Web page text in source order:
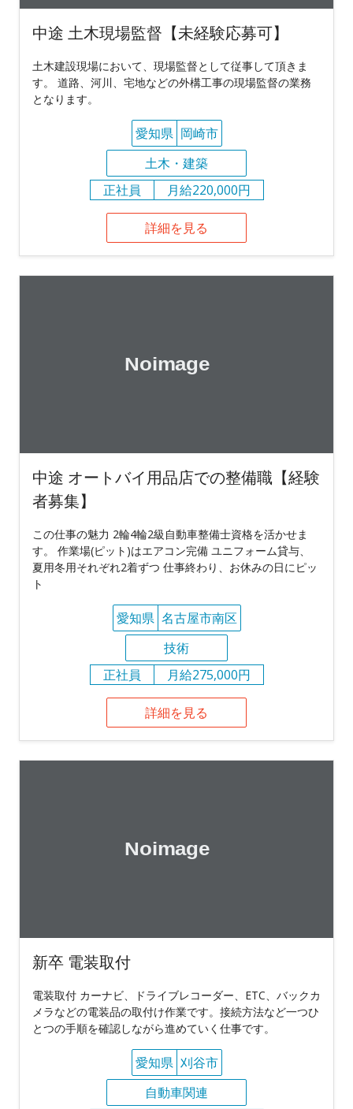
中途 土木現場監督【未経験応募可】
土木建設現場において、現場監督として従事して頂きま
す。 道路、河川、宅地などの外構工事の現場監督の業務
となります。
愛知県 岡崎市
土木・建築
正社員
月給220,000円
詳細を見る
中途 オートバイ用品店での整備職【経験
者募集】
この仕事の魅力 2輪4輪2級自動車整備士資格を活かせま
す。 作業場(ピット)はエアコン完備 ユニフォーム貸与、
夏用冬用それぞれ2着ずつ 仕事終わり、お休みの日にピッ
ト
愛知県 名古屋市南区
技術
正社員
月給275,000円
詳細を見る
新卒 電装取付
電装取付 カーナビ、ドライブレコーダー、ETC、バックカ
メラなどの電装品の取付け作業です。接続方法など一つひ
とつの手順を確認しながら進めていく仕事です。
愛知県 刈谷市
自動車関連